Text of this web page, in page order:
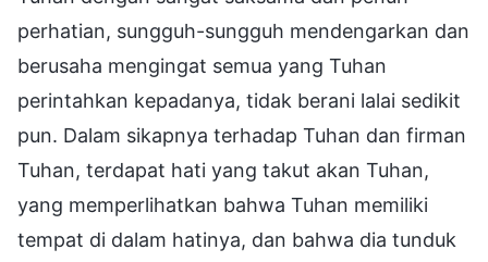
perhatian, sungguh-sungguh mendengarkan dan
berusaha mengingat semua yang Tuhan
perintahkan kepadanya, tidak berani lalai sedikit
pun. Dalam sikapnya terhadap Tuhan dan firman
Tuhan, terdapat hati yang takut akan Tuhan,
yang memperlihatkan bahwa Tuhan memiliki
tempat di dalam hatinya, dan bahwa dia tunduk